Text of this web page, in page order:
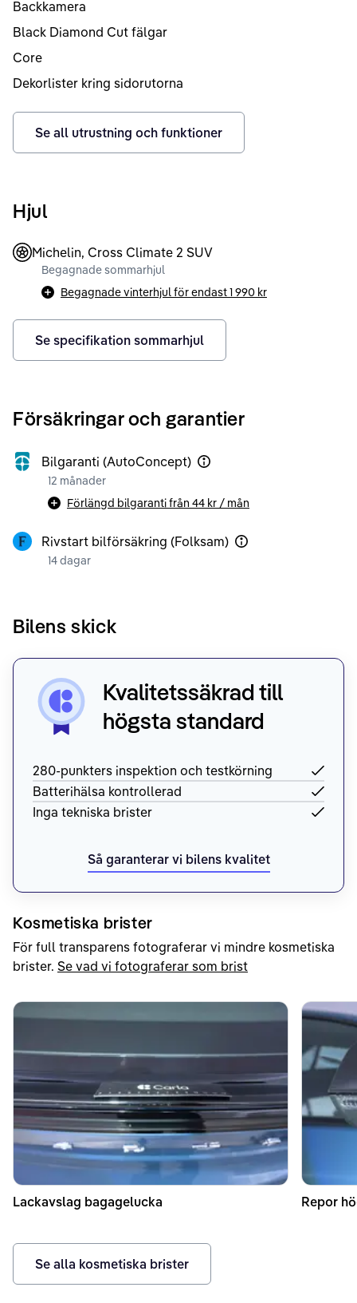
Backkamera
Black Diamond Cut fälgar
Core
Dekorlister kring sidorutorna
Se all utrustning och funktioner
Hjul
Michelin, Cross Climate 2 SUV
Begagnade sommarhjul
Begagnade vinterhjul för endast1 990 kr
Se specifikation sommarhjul
Försäkringar och garantier
Bilgaranti (AutoConcept)
12 månader
Förlängd bilgaranti från 44 kr / mån
Rivstart bilförsäkring (Folksam)
14 dagar
Bilens skick
Kvalitetssäkrad till
högsta standard
280-punkters inspektion och testkörning
Batterihälsa kontrollerad
Inga tekniska brister
Så garanterar vi bilens kvalitet
Kosmetiska brister
För full transparens fotograferar vi mindre kosmetiska
brister. Se vad vi fotograferar som brist
Lackavslag bagagelucka Repor
Se alla kosmetiska brister